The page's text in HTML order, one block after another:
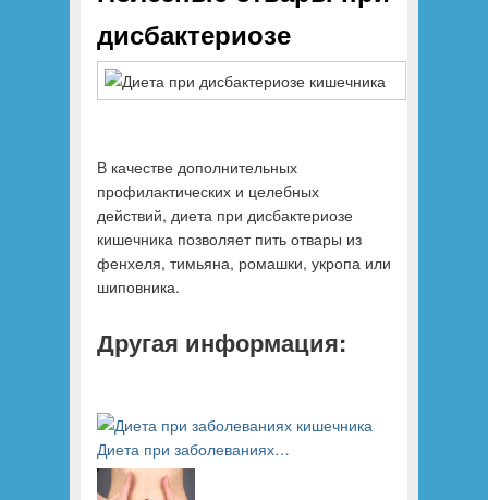
дисбактериозе
В качестве дополнительных
профилактических и целебных
действий, диета при дисбактериозе
кишечника позволяет пить отвары из
фенхеля, тимьяна, ромашки, укропа или
шиповника.
Другая информация:
Диета при заболеваниях…